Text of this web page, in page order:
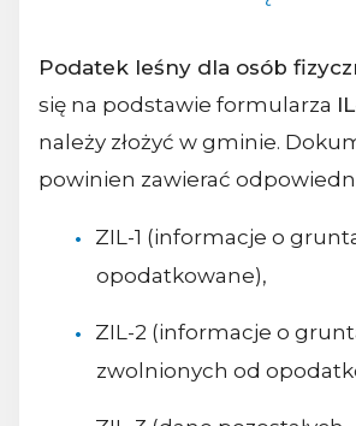
Podatek leśny dla osób
się na podstawie formularza
należy złożyć w gminie.
powinien zawierać
ZIL-1 (informacje o
opodatkowane),
ZIL-2 (informacje o
zwolnionych od